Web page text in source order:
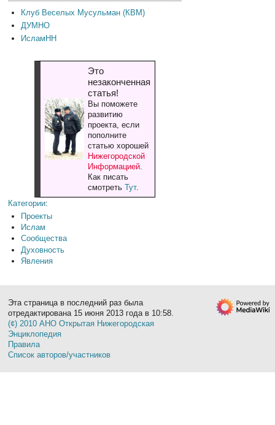
Клуб Веселых Мусульман (КВМ)
ДУМНО
ИсламНН
Это
незаконченная
статья!
Вы поможете
развитию
проекта, если
пополните
статью хорошей
Нижегородской
Информацией.
Как писать
смотреть Тут.
Категории:
Проекты
Ислам
Сообщества
Духовность
Явления
Эта страница в последний раз была
отредактирована 15 июня 2013 года в 10:58.
(¢) 2010 АНО Открытая Нижегородская
Энциклопедия
Правила
Список авторов/участников